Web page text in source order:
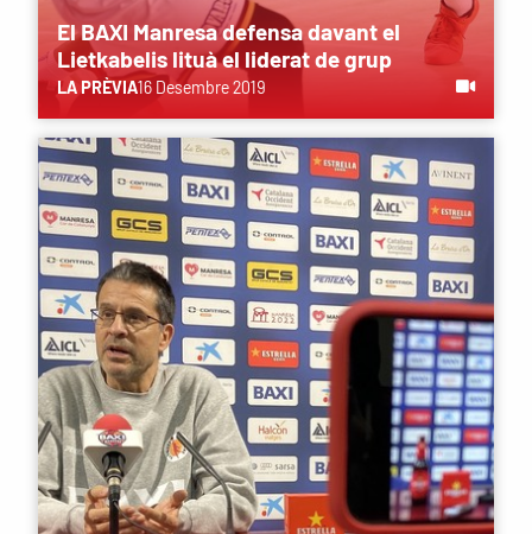
El BAXI Manresa defensa davant el
Lietkabelis lituà el liderat de grup
LA PRÈVIA16 Desembre 2019